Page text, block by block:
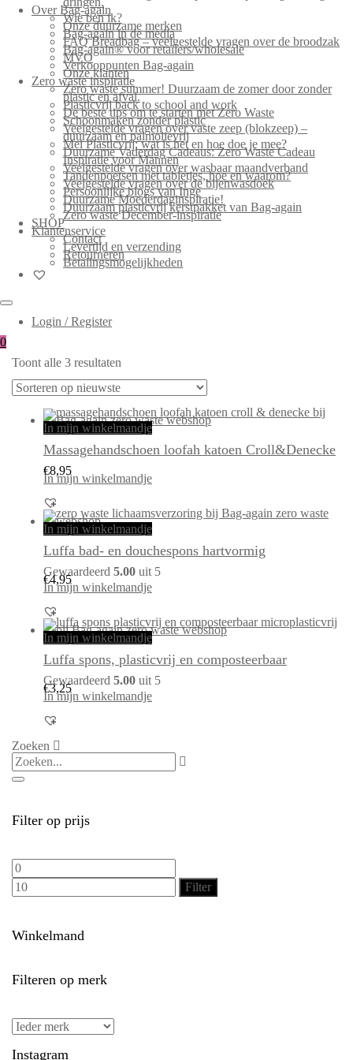
Over Bag-again
Wie ben ik?
Onze duurzame merken
Bag-again in de media
FAQ Breadbag – veelgestelde vragen over de broodzak
Bag-again® voor retailers/wholesale
MVO
Verkooppunten Bag-again
Onze klanten
Zero waste inspiratie
Zero waste summer! Duurzaam de zomer door zonder
plastic en afval.
Plasticvrij back to school and work
De beste tips om te starten met Zero Waste
Schoonmaken zonder plastic
Veelgestelde vragen over vaste zeep (blokzeep) –
duurzaam en palmolievrij
Mei Plasticvrij: wat is het en hoe doe je mee?
Duurzame Vaderdag Cadeaus: Zero Waste Cadeau
Inspiratie voor Mannen
Veelgestelde vragen over wasbaar maandverband
Tandenpoetsen met tabletjes, hoe en waarom?
Veelgestelde vragen over de bijenwasdoek
Persoonlijke blogs van Inge
Duurzame Moederdaginspiratie!
Duurzaam plasticvrij kerstpakket van Bag-again
Zero waste December-inspiratie
SHOP
Klantenservice
Contact
Levertijd en verzending
Retourneren
Betalingsmogelijkheden
Login / Register
0
Toont alle 3 resultaten
op
nieuwste
In mijn winkelmandje
Massagehandschoen loofah katoen Croll&Denecke
€8,95
In mijn winkelmandje
In mijn winkelmandje
Luffa bad- en douchespons hartvormig
Gewaardeerd 5.00 uit 5
€4,95
In mijn winkelmandje
In mijn winkelmandje
Luffa spons, plasticvrij en composteerbaar
Gewaardeerd 5.00 uit 5
€3,25
In mijn winkelmandje
Zoeken
Filter op prijs
Min.
prijs
Max.
Filter
Winkelmand
Filteren op merk
Instagram